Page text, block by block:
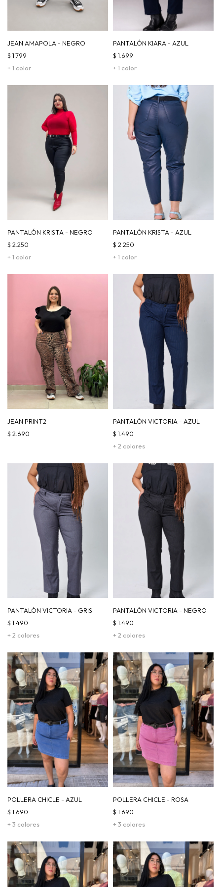
JEAN AMAPOLA - NEGRO
+ 1 color
$ 1.799
PANTALÓN KIARA - AZUL
+ 1 color
$ 1.699
PANTALÓN KRISTA - NEGRO
+ 1 color
$ 2.250
PANTALÓN KRISTA - AZUL
+ 1 color
$ 2.250
JEAN PRINT2
$ 2.690
PANTALÓN VICTORIA - AZUL
+ 2 colores
$ 1.490
PANTALÓN VICTORIA - GRIS
+ 2 colores
$ 1.490
PANTALÓN VICTORIA - NEGRO
+ 2 colores
$ 1.490
POLLERA CHICLE - AZUL
+ 3 colores
$ 1.690
POLLERA CHICLE - ROSA
+ 3 colores
$ 1.690